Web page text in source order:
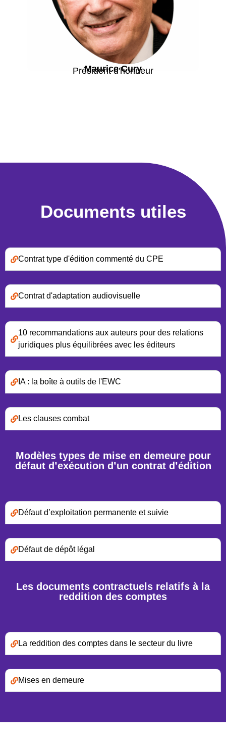
Maurice Cury
Président d'honneur
Documents utiles
Contrat type d'édition commenté du CPE
Contrat d'adaptation audiovisuelle
10 recommandations aux auteurs pour des relations
juridiques plus équilibrées avec les éditeurs
IA : la boîte à outils de l'EWC
Les clauses combat
Modèles types de mise en demeure pour
défaut d’exécution d’un contrat d’édition
Défaut d’exploitation permanente et suivie
Défaut de dépôt légal
Les documents contractuels relatifs à la
reddition des comptes
La reddition des comptes dans le secteur du livre
Mises en demeure